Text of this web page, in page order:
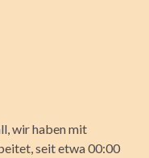
wir haben mit
seit etwa 00:00